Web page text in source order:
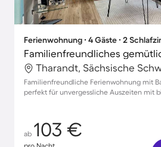
Ferienwohnung ∙ 4 Gäste ∙ 2
Familienfreundliches
Familienfreundliche Ferienwohnung mit
perfekt für unvergessliche Auszeiten mit
ab 103 €